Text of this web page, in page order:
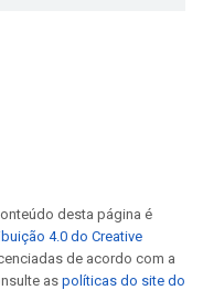
desta página é
4.0 do Creative
de acordo com a
aspolíticas do site do